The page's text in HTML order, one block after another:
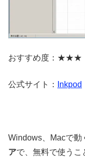
おすすめ度：★★★
公式サイト： Inkpod
Windows、Macで動
アで、無料で使うこ